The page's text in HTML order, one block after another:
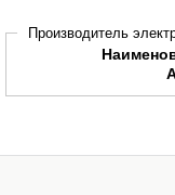
Производитель